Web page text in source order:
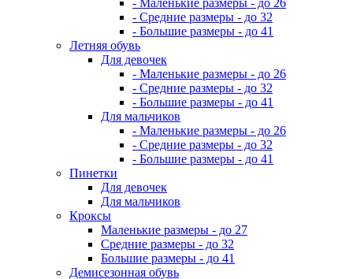
- Маленькие размеры - до 26
- Средние размеры - до 32
- Большие размеры - до 41
Летняя обувь
Для девочек
- Маленькие размеры - до 26
- Средние размеры - до 32
- Большие размеры - до 41
Для мальчиков
- Маленькие размеры - до 26
- Средние размеры - до 32
- Большие размеры - до 41
Пинетки
Для девочек
Для мальчиков
Кроксы
Маленькие размеры - до 27
Средние размеры - до 32
Большие размеры - до 41
Демисезонная обувь